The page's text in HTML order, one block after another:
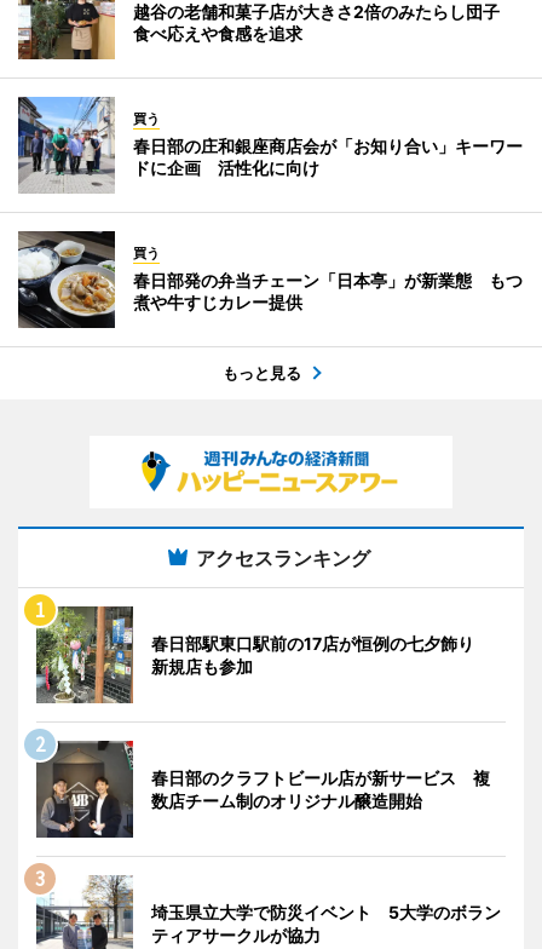
越谷の老舗和菓子店が大きさ2倍のみたらし団子
食べ応えや食感を追求
買う
春日部の庄和銀座商店会が「お知り合い」キーワー
ドに企画 活性化に向け
買う
春日部発の弁当チェーン「日本亭」が新業態 もつ
煮や牛すじカレー提供
もっと見る
アクセスランキング
春日部駅東口駅前の17店が恒例の七夕飾り
新規店も参加
春日部のクラフトビール店が新サービス 複
数店チーム制のオリジナル醸造開始
埼玉県立大学で防災イベント 5大学のボラン
ティアサークルが協力